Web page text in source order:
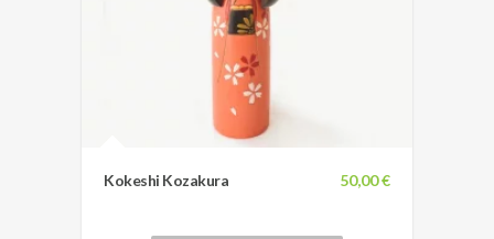
50,00 €
Kokeshi Kozakura